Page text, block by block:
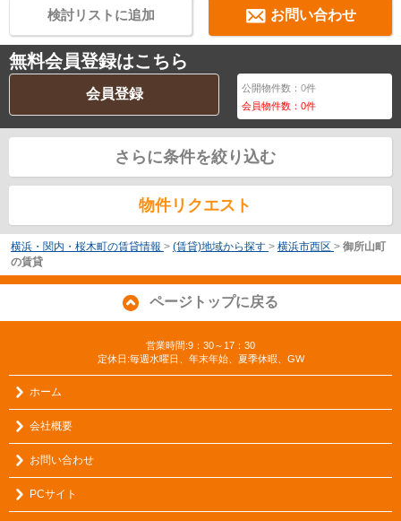
お問い合わせ
検討リストに追加
無料会員登録はこちら
会員登録 公開物件数：0件
会員物件数：0件
さらに条件を絞り込む
物件リクエスト
横浜・関内・桜木町の賃貸情報 > (賃貸)地域から探す > 横浜市西区 > 御所山町
の賃貸
ページトップに戻る
営業時間:9：30～17：30
定休日:毎週水曜日、年末年始、夏季休暇、GW
ホーム
会社概要
お問い合わせ
PCサイト